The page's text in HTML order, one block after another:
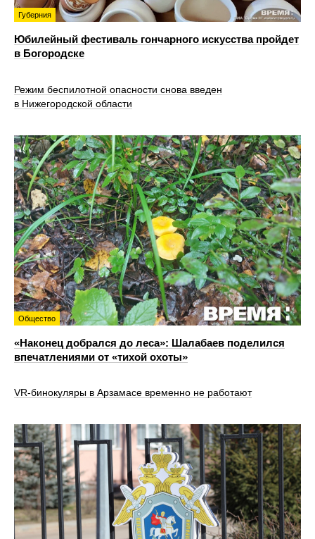
Губерния
Юбилейный фестиваль гончарного искусства пройдет
в Богородске
Режим беспилотной опасности снова введен
в Нижегородской области
Общество
«Наконец добрался до леса»: Шалабаев поделился
впечатлениями от «тихой охоты»
VR‑бинокуляры в Арзамасе временно не работают